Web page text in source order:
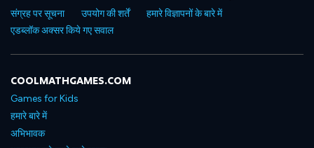
संग्रह पर सूचना
उपयोग की शर्तें
हमारे विज्ञापनों के बारे में
एडब्लॉक अक्सर किये गए सवाल
COOLMATHGAMES.COM
Games for Kids
हमारे बारे में
अभिभावक